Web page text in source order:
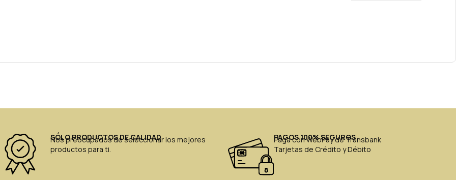
SÓLO PRODUCTOS DE CALIDAD
Nos preocupados de seleccionar los mejores
productos para ti.
PAGOS 100% SEGUROS
Paga con WebPay de Transbank
Tarjetas de Crédito y Débito